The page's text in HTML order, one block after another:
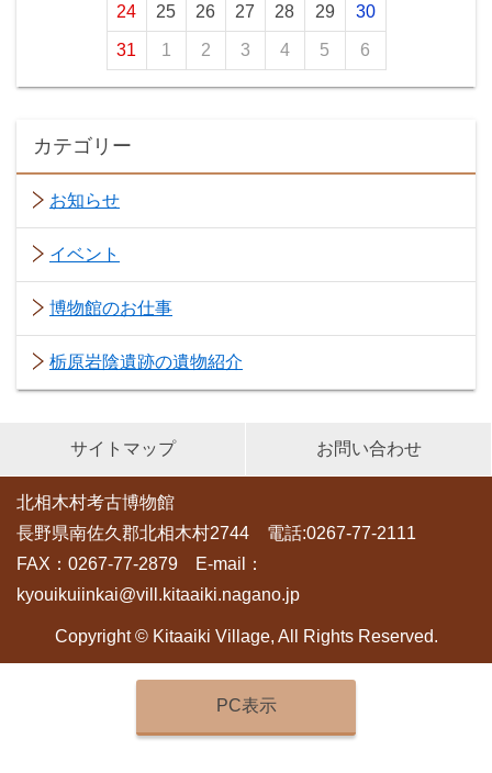
24 25 26 27 28 29 30
31 1 2 3 4 5 6
カテゴリー
お知らせ
イベント
博物館のお仕事
栃原岩陰遺跡の遺物紹介
サイトマップ お問い合わせ
北相木村考古博物館
長野県南佐久郡北相木村2744 電話:0267-77-2111
FAX：0267-77-2879 E-mail：
kyouikuiinkai@vill.kitaaiki.nagano.jp
Copyright © Kitaaiki Village, All Rights Reserved.
PC表示